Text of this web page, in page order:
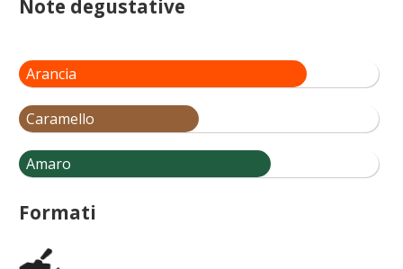
Note degustative
Arancia
Caramello
Amaro
Formati